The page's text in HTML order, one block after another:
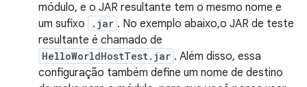
módulo, e o JAR resultante tem o mesmo nome e
um sufixo
.jar . No exemplo abaixo,o JAR de teste
resultante é chamado de
HelloWorldHostTest.jar . Além disso, essa
configuração também define um nome de destino